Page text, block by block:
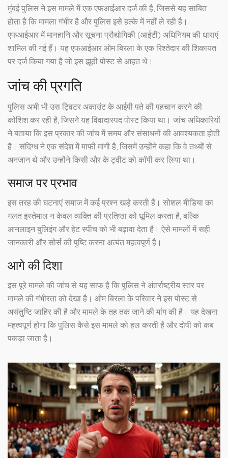
मुंबई पुलिस ने इस मामले में एक एफआईआर दर्ज की है, जिससे यह साबित
होता है कि मामला गंभीर है और पुलिस इसे हल्के में नहीं ले रही है।
एफआईआर में मानहानि और सूचना प्रौद्योगिकी (आईटी) अधिनियम की धाराएं
शामिल की गई हैं। यह एफआईआर ओम बिरला के एक रिश्तेदार की शिकायत
पर दर्ज किया गया है जो इस झूठी पोस्ट से आहत थे।
जांच की प्रगति
पुलिस अभी भी उस ट्विटर अकाउंट के आईपी पते की पहचान करने की
कोशिश कर रही है, जिसने यह विवादास्पद पोस्ट किया था। जांच अधिकारियों
ने बताया कि इस प्रकार की जांच में समय और संसाधनों की आवश्यकता होती
है। संदिग्ध ने एक संदेश में माफी मांगी है, जिसमें उन्होंने कहा कि वे तथ्यों से
अनजान थे और उन्होंने किसी और के ट्वीट को कॉपी कर लिया था।
समाज पर प्रभाव
इस तरह की घटनाएं समाज में कई प्रश्न खड़े करती हैं। सोशल मीडिया का
गलत इस्तेमाल न केवल व्यक्ति की प्रतिष्ठा को धूमिल करता है, बल्कि
आनलाइन बुलिइंग और हेट स्पीच को भी बढ़ावा देता है। ऐसे मामलों में सही
जानकारी और सोर्स की पुष्टि करना अत्यंत महत्वपूर्ण है।
आगे की दिशा
इस पूरे मामले की जांच से यह साफ है कि पुलिस ने अंतर्राष्ट्रीय स्तर पर
मामले की गंभीरता को देखा है। ओम बिरला के परिवार ने इस पोस्ट से
असंतुष्टि जाहिर की है और मामले के तह तक जाने की मांग की है। यह देखना
महत्वपूर्ण होगा कि पुलिस कैसे इस मामले को हल करती है और दोषी को कब
पकड़ा जाता है।